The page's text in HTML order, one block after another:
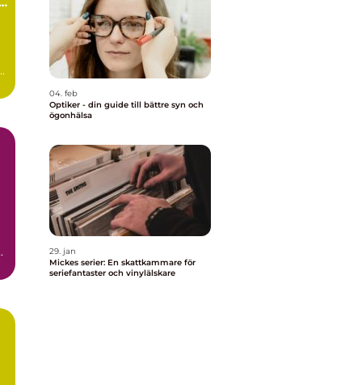
04. feb
Optiker - din guide till bättre syn och
ögonhälsa
29. jan
Mickes serier: En skattkammare för
seriefantaster och vinylälskare